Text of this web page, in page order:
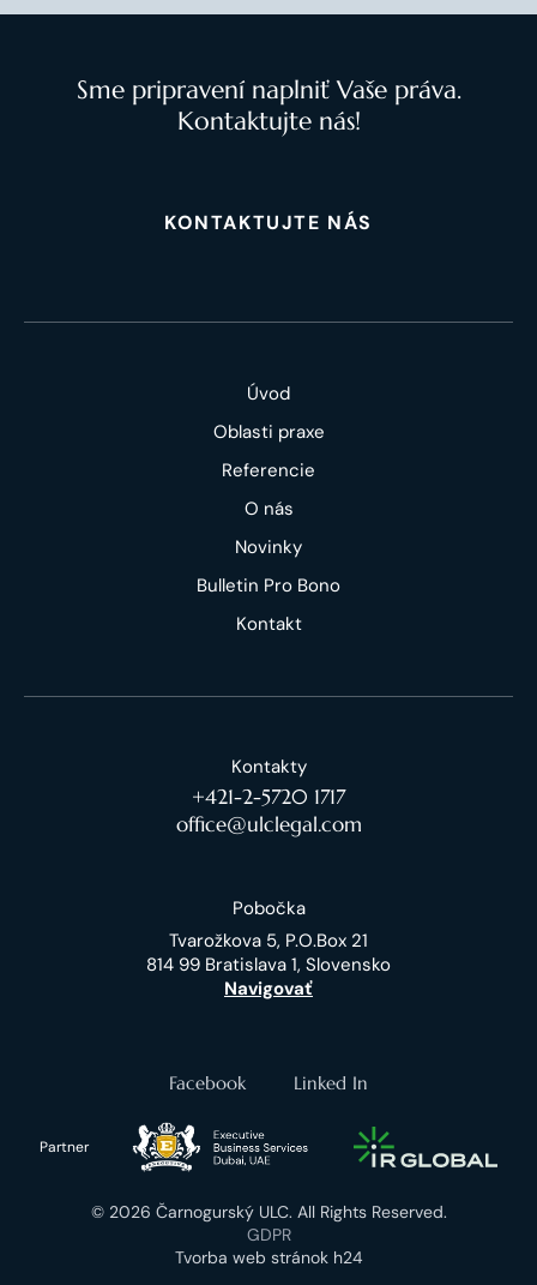
Sme pripravení naplniť Vaše práva.
Kontaktujte nás!
KONTAKTUJTE NÁS
Úvod
Oblasti praxe
Referencie
O nás
Novinky
Bulletin Pro Bono
Kontakt
Kontakty
+421-2-5720 1717
office@ulclegal.com
Pobočka
Tvarožkova 5, P.O.Box 21
814 99 Bratislava 1, Slovensko
Navigovať
Facebook Linked In
Partner
© 2026 Čarnogurský ULC. All Rights Reserved.
GDPR
Tvorba web stránok h24